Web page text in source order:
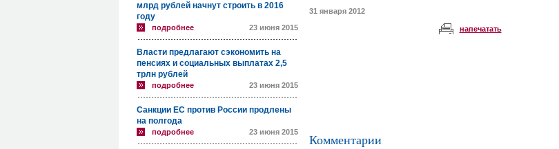
млрд рублей начнут строить в 2016
году
подробнее 23 июня 2015
Власти предлагают сэкономить на
пенсиях и социальных выплатах 2,5
трлн рублей
подробнее 23 июня 2015
Санкции ЕС против России продлены
на полгода
подробнее 23 июня 2015
31 января 2012
напечатать
Комментарии